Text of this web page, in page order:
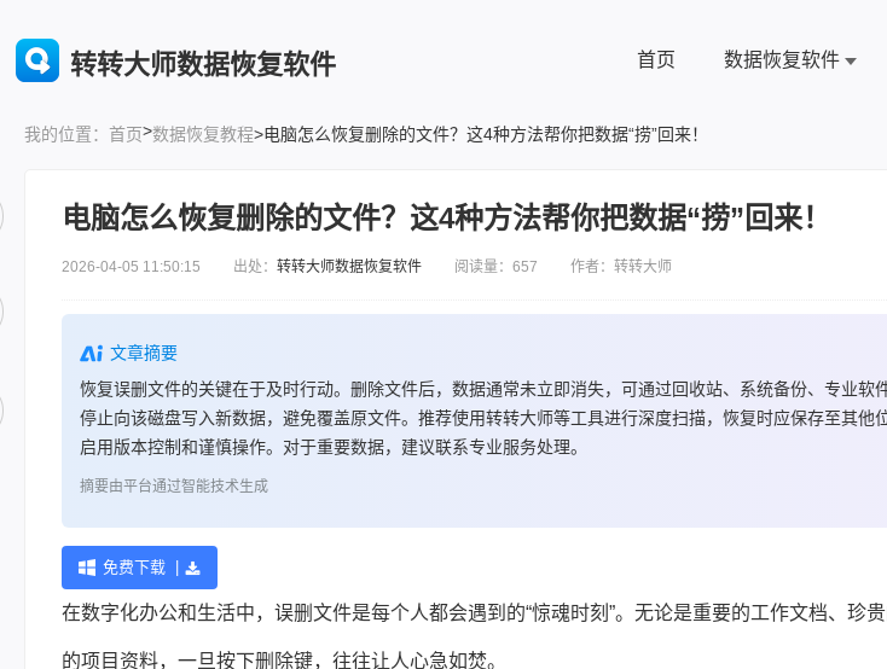
转转大师数据恢复软件 首页 数据恢复软件
我的位置： 首页>数据恢复教程>电脑怎么恢复删除的文件？这4种方法帮你把数据“捞”回来！
电脑怎么恢复删除的文件？这4种方法帮你把数据“捞”回来！
2026-04-05 11:50:15 出处： 转转大师数据恢复软件 阅读量：657 作者：转转大师
文章摘要
恢复误删文件的关键在于及时行动。删除文件后，数据通常未立即消失，可通过回收站、系统备份、专业软
停止向该磁盘写入新数据，避免覆盖原文件。推荐使用转转大师等工具进行深度扫描，恢复时应保存至其他
启用版本控制和谨慎操作。对于重要数据，建议联系专业服务处理。
摘要由平台通过智能技术生成
免费下载 |
在数字化办公和生活中，误删文件是每个人都会遇到的“惊魂时刻”。无论是重要的工作文档、珍
的项目资料，一旦按下删除键，往往让人心急如焚。